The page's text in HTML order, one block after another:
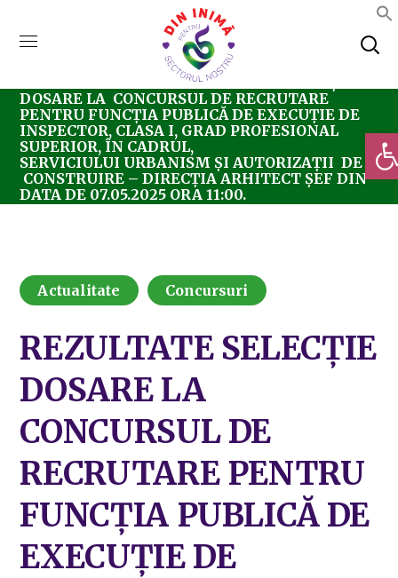
REZULTATE SELECȚIE
DOSARE LA CONCURSUL DE RECRUTARE
PENTRU FUNCȚIA PUBLICĂ DE EXECUȚIE DE
INSPECTOR, CLASA I, GRAD PROFESIONAL
SUPERIOR, ÎN CADRUL,
SERVICIULUI URBANISM ȘI AUTORIZAȚII DE
CONSTRUIRE – DIRECȚIA ARHITECT ȘEF DIN
DATA DE 07.05.2025 ORA 11:00.
Actualitate Concursuri
REZULTATE SELECȚIE
DOSARE LA
CONCURSUL DE
RECRUTARE PENTRU
FUNCȚIA PUBLICĂ DE
EXECUȚIE DE